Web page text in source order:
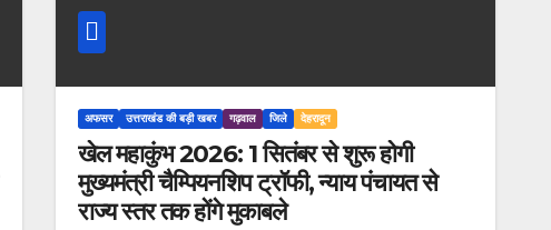
अफसर उत्तराखंड की बड़ी खबर गढ़वाल जिले देहरादून
खेल महाकुंभ 2026: 1 सितंबर से शुरू होगी
मुख्यमंत्री चैम्पियनशिप ट्रॉफी, न्याय पंचायत से
राज्य स्तर तक होंगे मुकाबले